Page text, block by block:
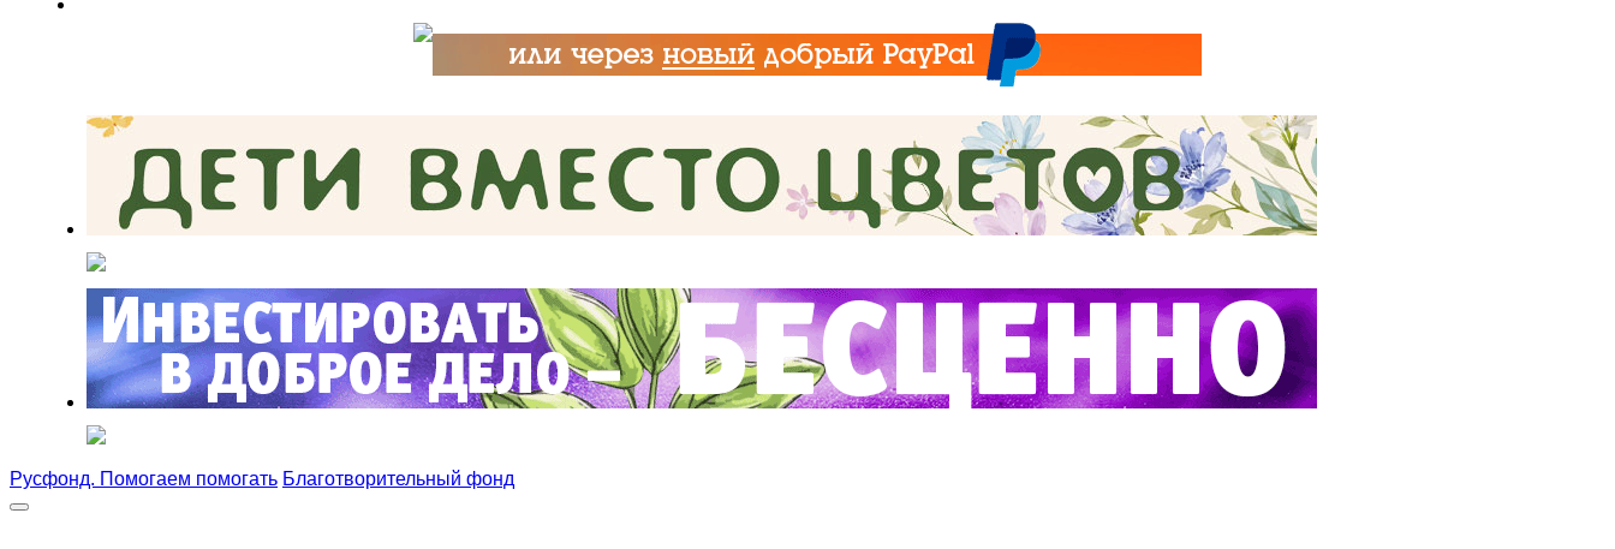
Русфонд. Помогаем помогать Благотворительный фонд